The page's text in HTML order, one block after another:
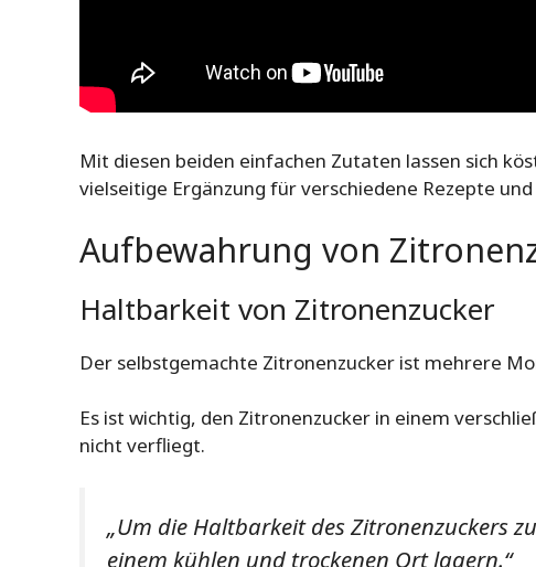
Mit diesen beiden einfachen Zutaten lassen sich
vielseitige Ergänzung für verschiedene Rezepte
Aufbewahrung von
Haltbarkeit von Zitronenzucker
Der selbstgemachte Zitronenzucker ist mehrere
Es ist wichtig, den Zitronenzucker in einem
nicht verfliegt.
„Um die Haltbarkeit des Zitronenzuckers
einem kühlen und trockenen Ort lagern.“